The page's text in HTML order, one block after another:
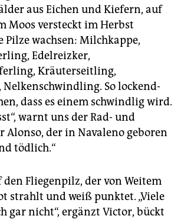
aus Eichen und Kiefern, auf
Moos versteckt im Herbst
wachsen: Milchkappe,
Edelreizker,
Kräuterseitling,
So lockend-
dass es einem schwindlig wird.
warnt uns der Rad- und
Alonso, der in Navaleno geboren
tödlich.“
Fliegenpilz, der von Weitem
strahlt und weiß punktet. „Viele
gar nicht“, ergänzt Victor, bückt